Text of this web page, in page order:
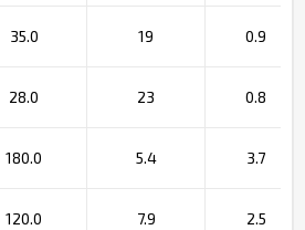
35.0 19 0.9
28.0 23 0.8
180.0 5.4 3.7
120.0 7.9 2.5